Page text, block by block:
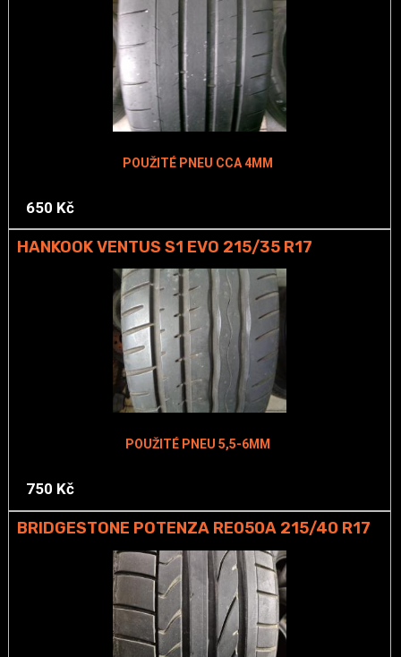
POUŽITÉ PNEU CCA 4MM
650 Kč
HANKOOK VENTUS S1 EVO 215/35 R17
POUŽITÉ PNEU 5,5-6MM
750 Kč
BRIDGESTONE POTENZA RE050A 215/40 R17